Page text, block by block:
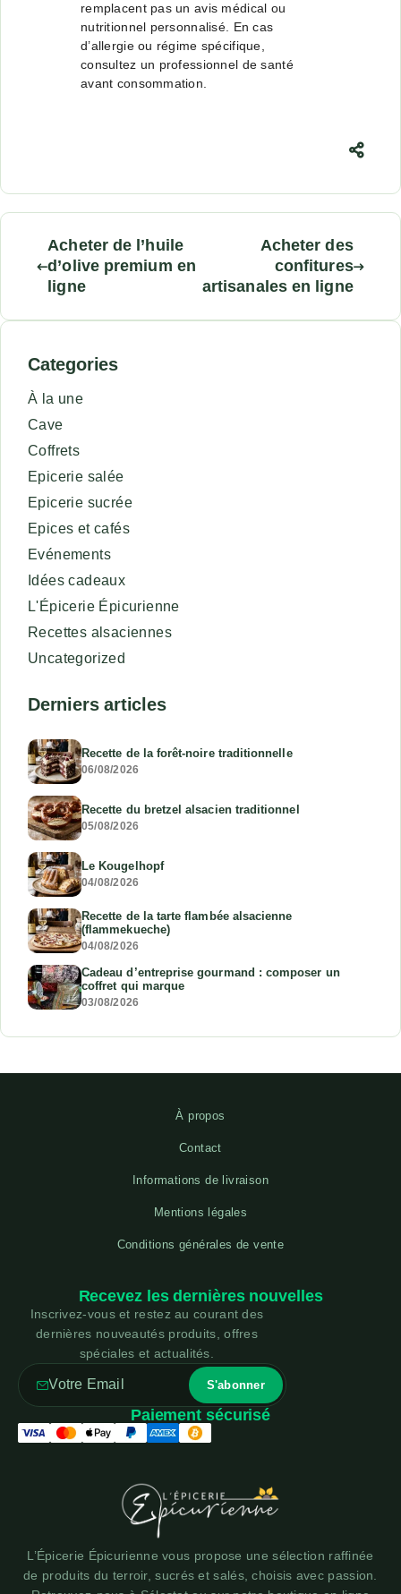
remplacent pas un avis médical ou
nutritionnel personnalisé. En cas
d’allergie ou régime spécifique,
consultez un professionnel de santé
avant consommation.
Acheter de l’huile
d’olive premium en
ligne
Acheter des
confitures
artisanales en ligne
Categories
À la une
Cave
Coffrets
Epicerie salée
Epicerie sucrée
Epices et cafés
Evénements
Idées cadeaux
L'Épicerie Épicurienne
Recettes alsaciennes
Uncategorized
Derniers articles
Recette de la forêt-noire traditionnelle
06/08/2026
Recette du bretzel alsacien traditionnel
05/08/2026
Le Kougelhopf
04/08/2026
Recette de la tarte flambée alsacienne
(flammekueche)
04/08/2026
Cadeau d’entreprise gourmand : composer un
coffret qui marque
03/08/2026
À propos
Contact
Informations de livraison
Mentions légales
Conditions générales de vente
L’Épicerie Épicurienne vous propose une sélection raffinée
de produits du terroir, sucrés et salés, choisis avec passion.
Recevez les dernières nouvelles
Inscrivez-vous et restez au courant des
dernières nouveautés produits, offres
spéciales et actualités.
Paiement sécurisé